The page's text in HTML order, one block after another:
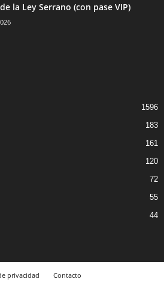
la Ley Serrano (con pase VIP)
1596
183
161
120
72
55
44
privacidad Contacto